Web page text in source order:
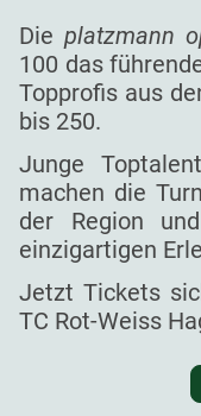
Dieplatzmann
100 das
Topprofis aus
bis 250.
Junge
machen die
der Region
einzigartigen
Jetzt Tickets
TC Rot-Weiss